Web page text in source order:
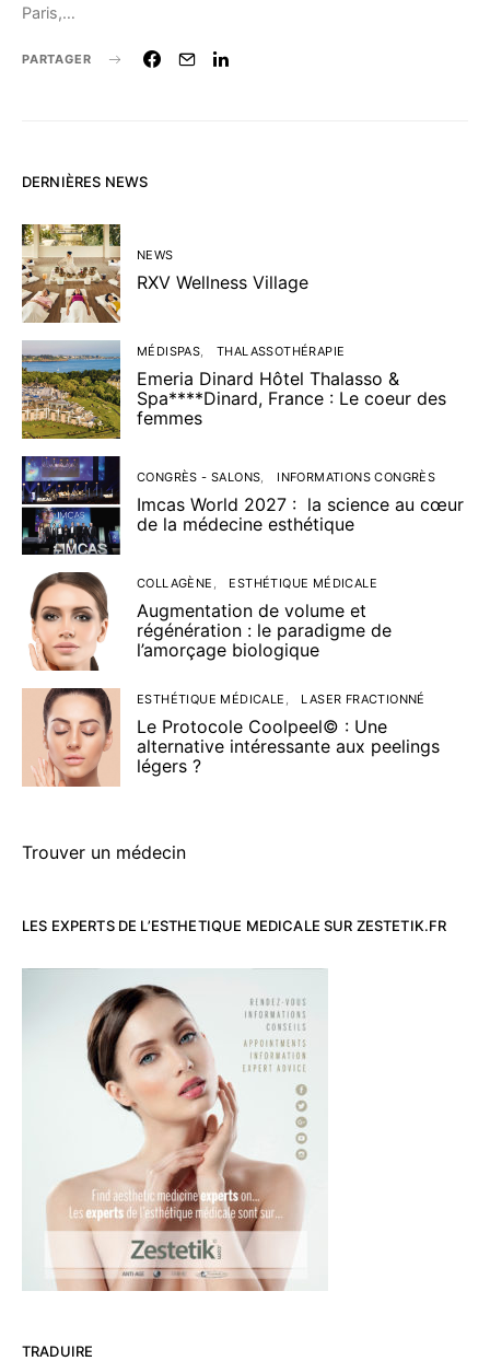
Paris,…
PARTAGER
DERNIÈRES NEWS
NEWS
RXV Wellness Village
MÉDISPAS THALASSOTHÉRAPIE
Emeria Dinard Hôtel Thalasso &
Spa****Dinard, France : Le coeur des
femmes
CONGRÈS - SALONS INFORMATIONS CONGRÈS
Imcas World 2027 : la science au cœur
de la médecine esthétique
COLLAGÈNE ESTHÉTIQUE MÉDICALE
Augmentation de volume et
régénération : le paradigme de
l’amorçage biologique
ESTHÉTIQUE MÉDICALE LASER FRACTIONNÉ
Le Protocole Coolpeel© : Une
alternative intéressante aux peelings
légers ?
Trouver un médecin
LES EXPERTS DE L’ESTHETIQUE MEDICALE SUR ZESTETIK.FR
TRADUIRE